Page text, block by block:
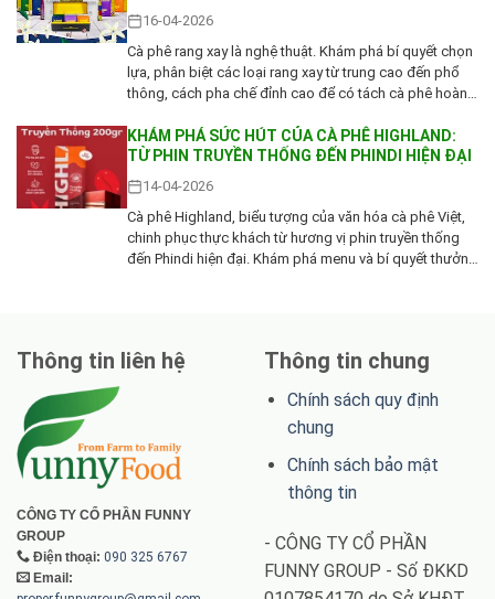
16-04-2026
Cà phê rang xay là nghệ thuật. Khám phá bí quyết chọn
lựa, phân biệt các loại rang xay từ trung cao đến phổ
thông, cách pha chế đỉnh cao để có tách cà phê hoàn
KHÁM PHÁ SỨC HÚT CỦA CÀ PHÊ HIGHLAND:
TỪ PHIN TRUYỀN THỐNG ĐẾN PHINDI HIỆN ĐẠI
14-04-2026
Cà phê Highland, biểu tượng của văn hóa cà phê Việt,
chinh phục thực khách từ hương vị phin truyền thống
đến Phindi hiện đại. Khám phá menu và bí quyết thưởng
Thông tin liên hệ
CÔNG TY CỔ PHẦN FUNNY
GROUP
Điện thoại: 090 325 6767
Email:
Thông tin chung
Chính sách quy định
chung
Chính sách bảo mật
thông tin
- CÔNG TY CỔ PHẦN
FUNNY GROUP - Số ĐKKD